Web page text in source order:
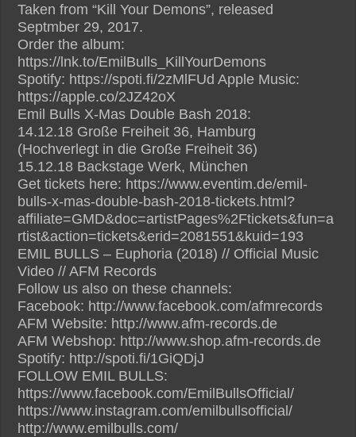
Taken from “Kill Your Demons”, released
Septmber 29, 2017.
Order the album:
https://lnk.to/EmilBulls_KillYourDemons
Spotify: https://spoti.fi/2zMlFUd Apple Music:
https://apple.co/2JZ42oX
Emil Bulls X-Mas Double Bash 2018:
14.12.18 Große Freiheit 36, Hamburg
(Hochverlegt in die Große Freiheit 36)
15.12.18 Backstage Werk, München
Get tickets here: https://www.eventim.de/emil-
bulls-x-mas-double-bash-2018-tickets.html?
affiliate=GMD&doc=artistPages%2Ftickets&fun=a
rtist&action=tickets&erid=2081551&kuid=193
EMIL BULLS – Euphoria (2018) // Official Music
Video // AFM Records
Follow us also on these channels:
Facebook: http://www.facebook.com/afmrecords
AFM Website: http://www.afm-records.de
AFM Webshop: http://www.shop.afm-records.de
Spotify: http://spoti.fi/1GiQDjJ
FOLLOW EMIL BULLS:
https://www.facebook.com/EmilBullsOfficial/
https://www.instagram.com/emilbullsofficial/
http://www.emilbulls.com/